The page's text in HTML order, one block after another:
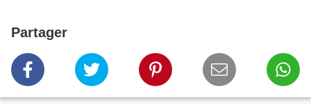
Partager